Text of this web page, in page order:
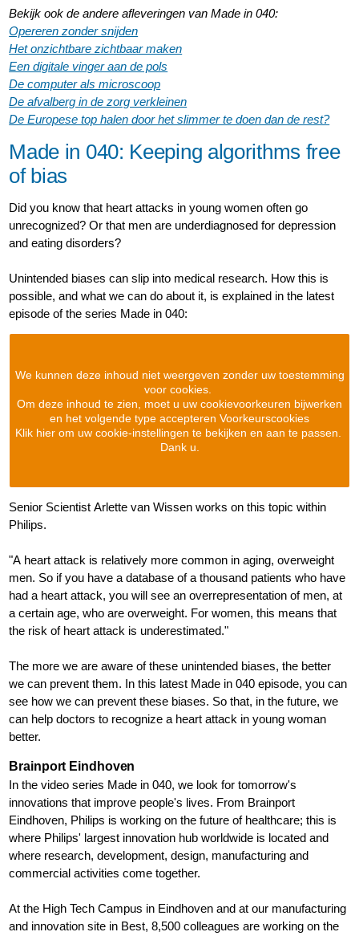
Bekijk ook de andere afleveringen van Made in 040:
Opereren zonder snijden
Het onzichtbare zichtbaar maken
Een digitale vinger aan de pols
De computer als microscoop
De afvalberg in de zorg verkleinen
De Europese top halen door het slimmer te doen dan de rest?
Made in 040: Keeping algorithms free
of bias
Did you know that heart attacks in young women often go
unrecognized? Or that men are underdiagnosed for depression
and eating disorders?
Unintended biases can slip into medical research. How this is
possible, and what we can do about it, is explained in the latest
episode of the series Made in 040:
We kunnen deze inhoud niet weergeven zonder uw toestemming
voor cookies.
Om deze inhoud te zien, moet u uw cookievoorkeuren bijwerken
en het volgende type accepteren Voorkeurscookies
Klik hier om uw cookie-instellingen te bekijken en aan te passen.
Dank u.
Senior Scientist Arlette van Wissen works on this topic within
Philips.
"A heart attack is relatively more common in aging, overweight
men. So if you have a database of a thousand patients who have
had a heart attack, you will see an overrepresentation of men, at
a certain age, who are overweight. For women, this means that
the risk of heart attack is underestimated."
The more we are aware of these unintended biases, the better
we can prevent them. In this latest Made in 040 episode, you can
see how we can prevent these biases. So that, in the future, we
can help doctors to recognize a heart attack in young woman
better.
Brainport Eindhoven
In the video series Made in 040, we look for tomorrow's
innovations that improve people's lives. From Brainport
Eindhoven, Philips is working on the future of healthcare; this is
where Philips' largest innovation hub worldwide is located and
where research, development, design, manufacturing and
commercial activities come together.
At the High Tech Campus in Eindhoven and at our manufacturing
and innovation site in Best, 8,500 colleagues are working on the